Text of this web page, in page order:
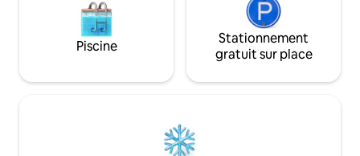
Piscine
Stationnement
gratuit sur place